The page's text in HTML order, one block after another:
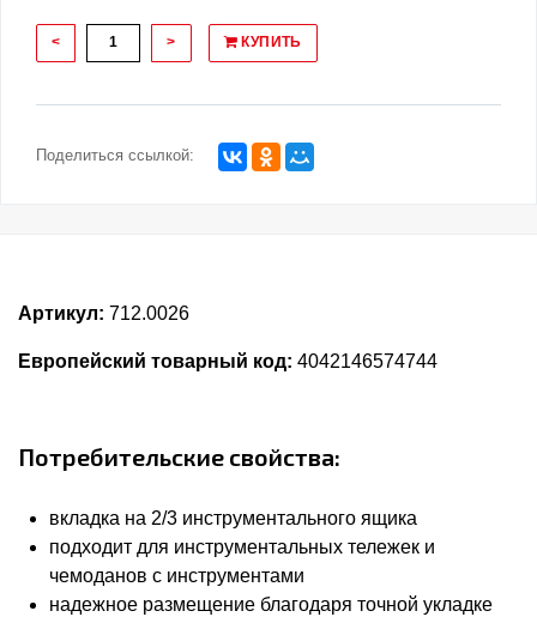
< > КУПИТЬ
Поделиться ссылкой:
Артикул: 712.0026
Европейский товарный код: 4042146574744
Потребительские свойства:
вкладка на 2/3 инструментального ящика
подходит для инструментальных тележек и
чемоданов с инструментами
надежное размещение благодаря точной укладке